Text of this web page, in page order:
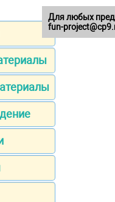
Для любых
fun-